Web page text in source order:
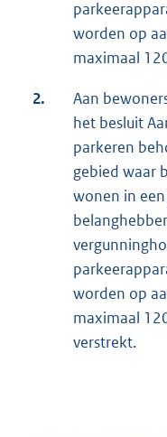
worden op
maximaal
2.
Aan
het besluit
parkeren
gebied waar
wonen in
worden op
maximaal
verstrekt.